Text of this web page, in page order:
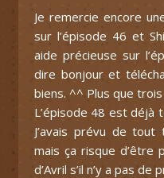
Je remercie encore
sur l’épisode 46 et
aide précieuse sur
dire bonjour et
biens. ^^ Plus que
L’épisode 48 est déjà
J’avais prévu de
mais ça risque d’être
d’Avril s’il n’y a pas